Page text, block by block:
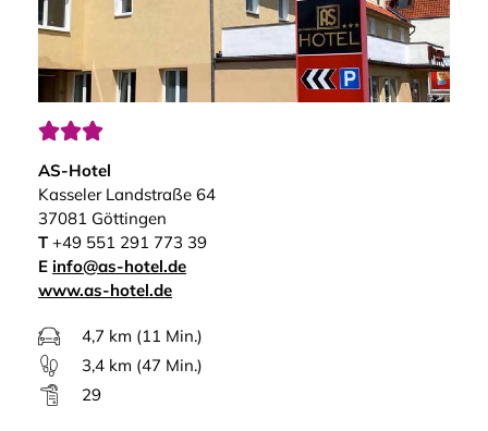

AS-Hotel
Kasseler Landstraße 64
37081 Göttingen
T+49 551 291 773 39
E info@as-hotel.de
www.as-hotel.de
4,7 km (11 Min.)
3,4 km (47 Min.)
29